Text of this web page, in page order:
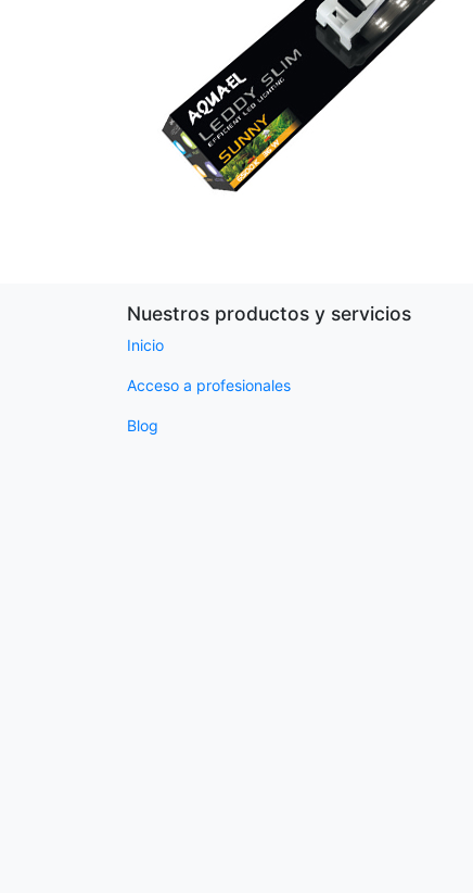
Nuestros productos y servicios
Inicio
Acceso a profesionales
Blog